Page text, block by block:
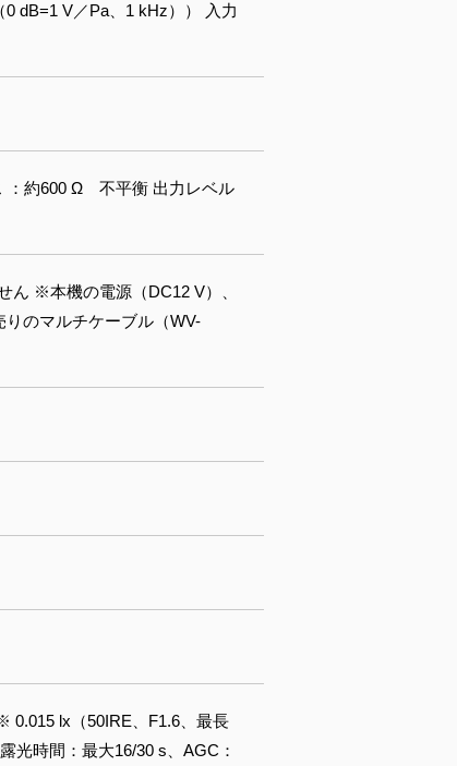
dB=1 V／Pa、1 kHz）） 入力
：約600 Ω 不平衡 出力レベル
ん ※本機の電源（DC12 V）、
のマルチケーブル（WV-
0.015 lx（50IRE、F1.6、最長
光時間：最大16/30 s、AGC：